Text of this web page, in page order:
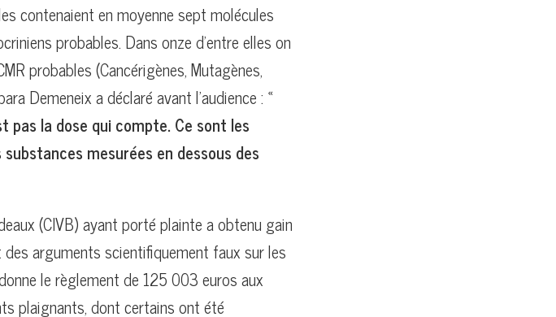
contenaient en moyenne sept molécules
probables. Dans onze d’entre elles on
probables (Cancérigènes, Mutagènes,
Demeneix a déclaré avant l’audience : «
pas la dose qui compte. Ce sont les
mesurées en dessous des
(CIVB) ayant porté plainte a obtenu gain
arguments scientifiquement faux sur les
le règlement de 125 003 euros aux
plaignants, dont certains ont été